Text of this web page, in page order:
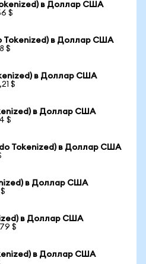
в Доллар США
$
Tokenized) в Доллар США
$
в Доллар США
$
в Доллар США
$
Tokenized) в Доллар США
в Доллар США
в Доллар США
$
в Доллар США